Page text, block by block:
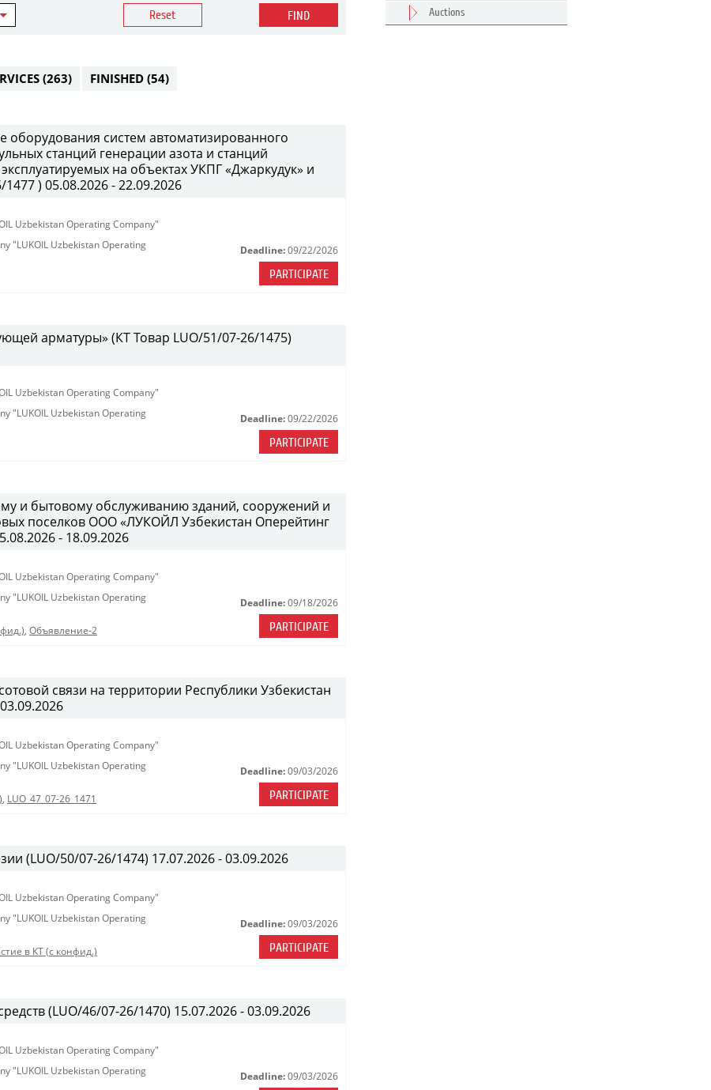
Reset FIND
(263) FINISHED (54)
систем автоматизированного
станций генерации азота и станций
на объектах УКПГ «Джаркудук» и
) 05.08.2026 - 22.09.2026
Uzbekistan Operating Company"
"LUKOIL Uzbekistan Operating
Deadline: 09/22/2026
PARTICIPATE
арматуры» (КТ Товар LUO/51/07-26/1475)
Uzbekistan Operating Company"
"LUKOIL Uzbekistan Operating
Deadline: 09/22/2026
PARTICIPATE
и бытовому обслуживанию зданий, сооружений и
поселков ООО «ЛУКОЙЛ Узбекистан Оперейтинг
- 18.09.2026
Uzbekistan Operating Company"
"LUKOIL Uzbekistan Operating
, Объявление-2
Deadline: 09/18/2026
PARTICIPATE
связи на территории Республики Узбекистан
Uzbekistan Operating Company"
"LUKOIL Uzbekistan Operating
, LUO_47_07-26_1471
Deadline: 09/03/2026
PARTICIPATE
(LUO/50/07-26/1474) 17.07.2026 - 03.09.2026
Uzbekistan Operating Company"
"LUKOIL Uzbekistan Operating
в КТ (с конфид.)
Deadline: 09/03/2026
PARTICIPATE
(LUO/46/07-26/1470) 15.07.2026 - 03.09.2026
Uzbekistan Operating Company"
"LUKOIL Uzbekistan Operating
Deadline: 09/03/2026
Auctions